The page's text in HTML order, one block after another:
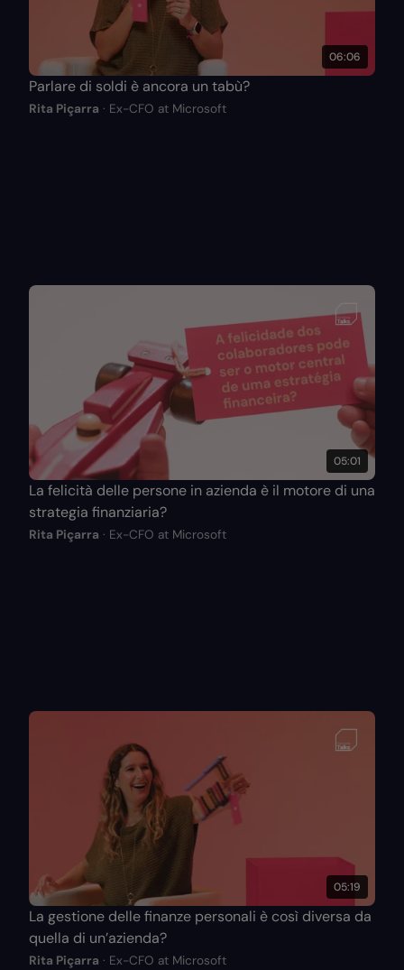
06:06
Parlare di soldi è ancora un tabù?
Rita Piçarra · Ex-CFO at Microsoft
05:01
La felicità delle persone in azienda è il motore di una
strategia finanziaria?
Rita Piçarra · Ex-CFO at Microsoft
05:19
La gestione delle finanze personali è così diversa da
quella di un’azienda?
Rita Piçarra · Ex-CFO at Microsoft